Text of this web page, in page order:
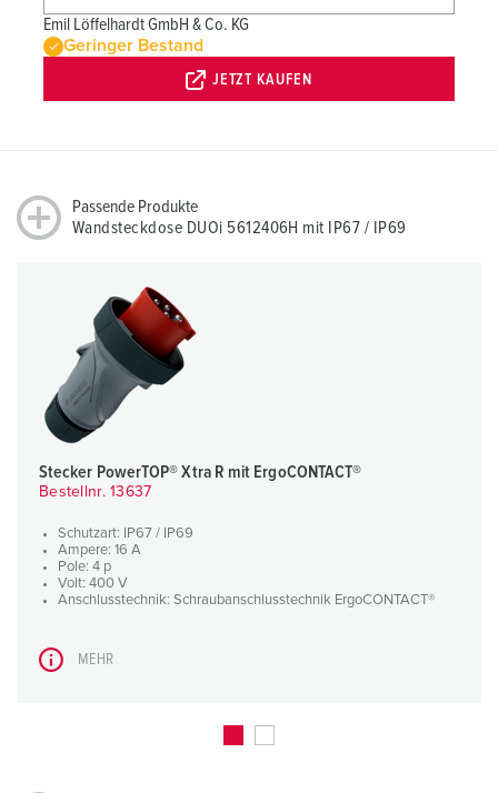
Emil Löffelhardt GmbH & Co. KG
Geringer Bestand
JETZT KAUFEN
Passende Produkte
Wandsteckdose DUOi 5612406H mit IP67 / IP69
Stecker PowerTOP® Xtra R mit ErgoCONTACT®
Bestellnr. 13637
Schutzart: IP67 / IP69
Ampere: 16 A
Pole: 4 p
Volt: 400 V
Anschlusstechnik: Schraubanschlusstechnik ErgoCONTACT®
MEHR